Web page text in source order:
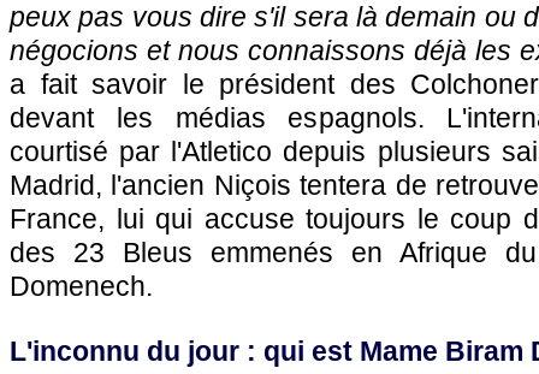
peux pas vous dire s'il sera là demain ou
négocions et nous connaissons déjà les
a fait savoir le président des
devant les médias espagnols.
courtisé par l'Atletico depuis plusieurs
Madrid, l'ancien Niçois tentera de
France, lui qui accuse toujours le coup
des 23 Bleus emmenés en Afrique
Domenech.
L'inconnu du jour : qui est Mame Biram